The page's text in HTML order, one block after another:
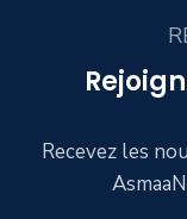
Recevez les